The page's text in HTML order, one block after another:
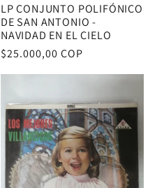
LP CONJUNTO POLIFÓNICO
DE SAN ANTONIO -
NAVIDAD EN EL CIELO
Precio
habitual
$25.000,00 COP